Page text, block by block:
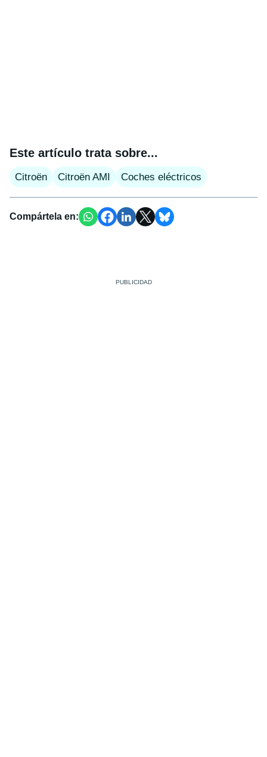
Este artículo trata sobre...
Citroën Citroën AMI Coches eléctricos
Compártela en: